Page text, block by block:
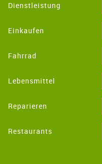
Dienstleistung
Einkaufen
Fahrrad
Lebensmittel
Reparieren
Restaurants